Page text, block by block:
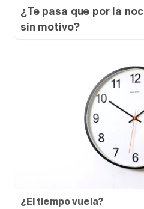
¿Te pasa que por la
sin motivo?
¿El tiempo vuela?